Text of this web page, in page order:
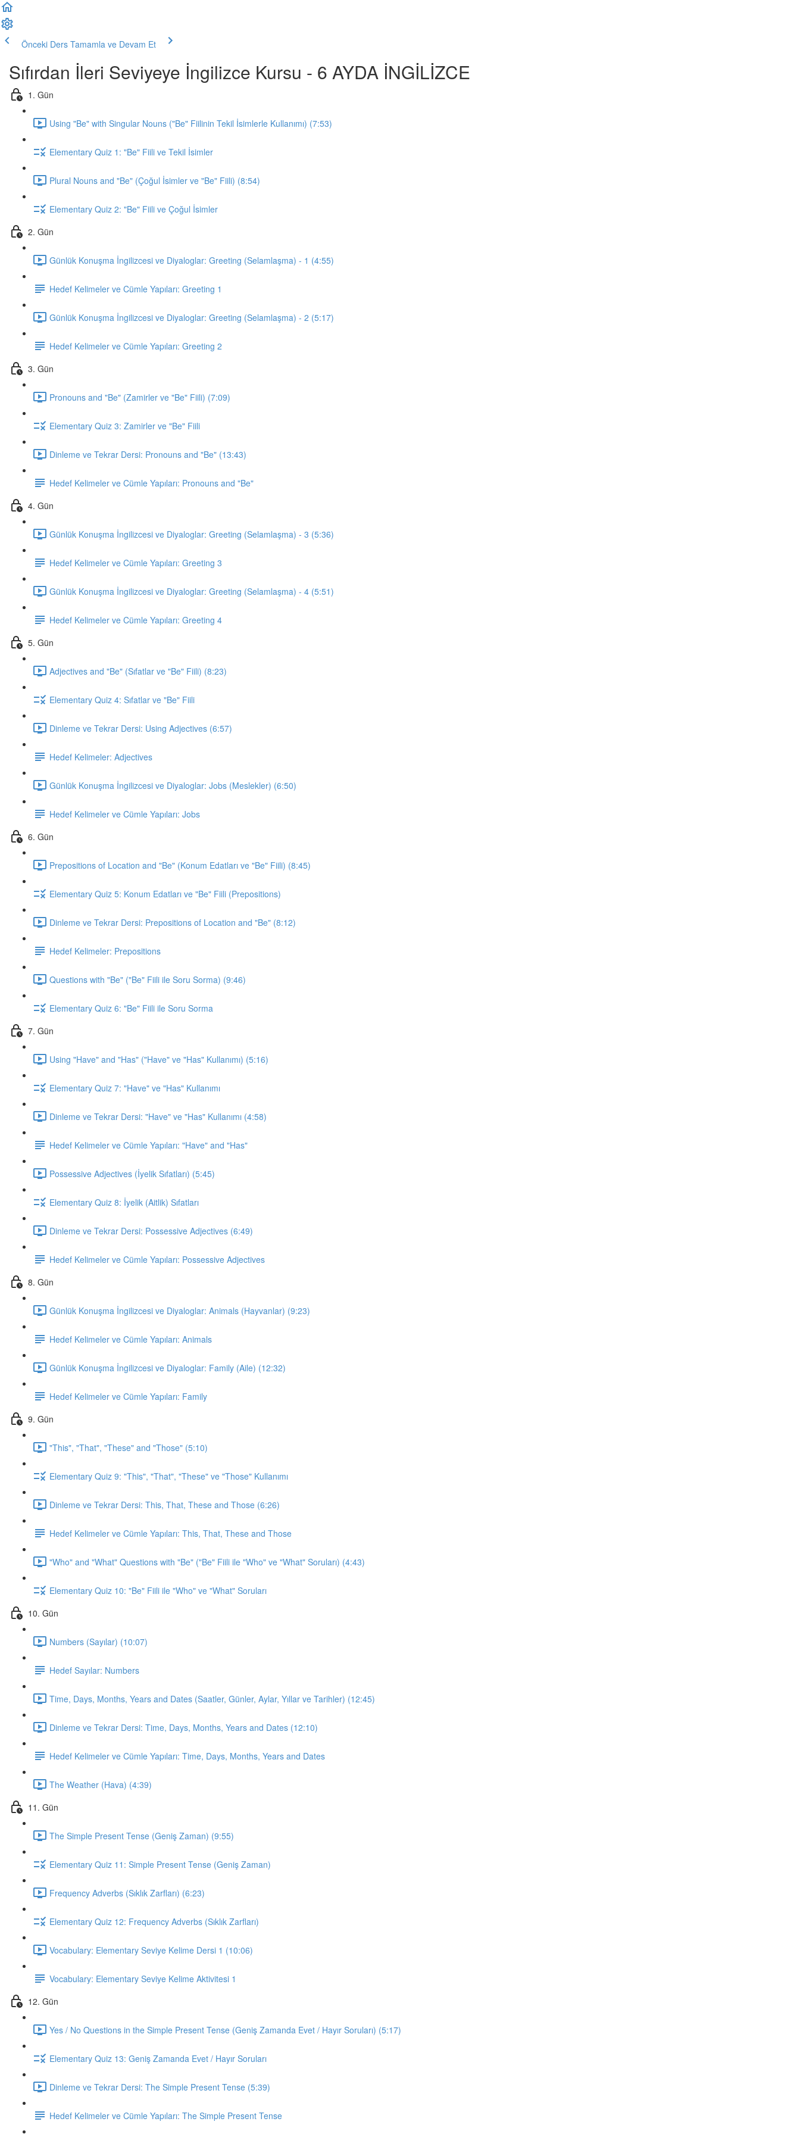
Önceki Ders Tamamla ve Devam Et
Sıfırdan İleri Seviyeye İngilizce Kursu - 6 AYDA İNGİLİZCE
1. Gün
Using "Be" with Singular Nouns ("Be" Fiilinin Tekil İsimlerle Kullanımı) (7:53)
Elementary Quiz 1: "Be" Fiili ve Tekil İsimler
Plural Nouns and "Be" (Çoğul İsimler ve "Be" Fiili) (8:54)
Elementary Quiz 2: "Be" Fiili ve Çoğul İsimler
2. Gün
Günlük Konuşma İngilizcesi ve Diyaloglar: Greeting (Selamlaşma) - 1 (4:55)
Hedef Kelimeler ve Cümle Yapıları: Greeting 1
Günlük Konuşma İngilizcesi ve Diyaloglar: Greeting (Selamlaşma) - 2 (5:17)
Hedef Kelimeler ve Cümle Yapıları: Greeting 2
3. Gün
Pronouns and "Be" (Zamirler ve "Be" Fiili) (7:09)
Elementary Quiz 3: Zamirler ve "Be" Fiili
Dinleme ve Tekrar Dersi: Pronouns and "Be" (13:43)
Hedef Kelimeler ve Cümle Yapıları: Pronouns and "Be"
4. Gün
Günlük Konuşma İngilizcesi ve Diyaloglar: Greeting (Selamlaşma) - 3 (5:36)
Hedef Kelimeler ve Cümle Yapıları: Greeting 3
Günlük Konuşma İngilizcesi ve Diyaloglar: Greeting (Selamlaşma) - 4 (5:51)
Hedef Kelimeler ve Cümle Yapıları: Greeting 4
5. Gün
Adjectives and "Be" (Sıfatlar ve "Be" Fiili) (8:23)
Elementary Quiz 4: Sıfatlar ve "Be" Fiili
Dinleme ve Tekrar Dersi: Using Adjectives (6:57)
Hedef Kelimeler: Adjectives
Günlük Konuşma İngilizcesi ve Diyaloglar: Jobs (Meslekler) (6:50)
Hedef Kelimeler ve Cümle Yapıları: Jobs
6. Gün
Prepositions of Location and "Be" (Konum Edatları ve "Be" Fiili) (8:45)
Elementary Quiz 5: Konum Edatları ve "Be" Fiili (Prepositions)
Dinleme ve Tekrar Dersi: Prepositions of Location and "Be" (8:12)
Hedef Kelimeler: Prepositions
Questions with "Be" ("Be" Fiili ile Soru Sorma) (9:46)
Elementary Quiz 6: "Be" Fiili ile Soru Sorma
7. Gün
Using "Have" and "Has" ("Have" ve "Has" Kullanımı) (5:16)
Elementary Quiz 7: "Have" ve "Has" Kullanımı
Dinleme ve Tekrar Dersi: "Have" ve "Has" Kullanımı (4:58)
Hedef Kelimeler ve Cümle Yapıları: "Have" and "Has"
Possessive Adjectives (İyelik Sıfatları) (5:45)
Elementary Quiz 8: İyelik (Aitlik) Sıfatları
Dinleme ve Tekrar Dersi: Possessive Adjectives (6:49)
Hedef Kelimeler ve Cümle Yapıları: Possessive Adjectives
8. Gün
Günlük Konuşma İngilizcesi ve Diyaloglar: Animals (Hayvanlar) (9:23)
Hedef Kelimeler ve Cümle Yapıları: Animals
Günlük Konuşma İngilizcesi ve Diyaloglar: Family (Aile) (12:32)
Hedef Kelimeler ve Cümle Yapıları: Family
9. Gün
"This", "That", "These" and "Those" (5:10)
Elementary Quiz 9: "This", "That", "These" ve "Those" Kullanımı
Dinleme ve Tekrar Dersi: This, That, These and Those (6:26)
Hedef Kelimeler ve Cümle Yapıları: This, That, These and Those
"Who" and "What" Questions with "Be" ("Be" Fiili ile "Who" ve "What" Soruları) (4:43)
Elementary Quiz 10: "Be" Fiili ile "Who" ve "What" Soruları
10. Gün
Numbers (Sayılar) (10:07)
Hedef Sayılar: Numbers
Time, Days, Months, Years and Dates (Saatler, Günler, Aylar, Yıllar ve Tarihler) (12:45)
Dinleme ve Tekrar Dersi: Time, Days, Months, Years and Dates (12:10)
Hedef Kelimeler ve Cümle Yapıları: Time, Days, Months, Years and Dates
The Weather (Hava) (4:39)
11. Gün
The Simple Present Tense (Geniş Zaman) (9:55)
Elementary Quiz 11: Simple Present Tense (Geniş Zaman)
Frequency Adverbs (Sıklık Zarfları) (6:23)
Elementary Quiz 12: Frequency Adverbs (Sıklık Zarfları)
Vocabulary: Elementary Seviye Kelime Dersi 1 (10:06)
Vocabulary: Elementary Seviye Kelime Aktivitesi 1
12. Gün
Yes / No Questions in the Simple Present Tense (Geniş Zamanda Evet / Hayır Soruları) (5:17)
Elementary Quiz 13: Geniş Zamanda Evet / Hayır Soruları
Dinleme ve Tekrar Dersi: The Simple Present Tense (5:39)
Hedef Kelimeler ve Cümle Yapıları: The Simple Present Tense